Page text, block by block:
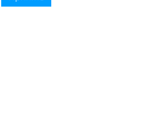
за близким человеком. И здесь